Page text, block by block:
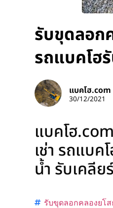
รับขุดลอก
รถแบคโฮ
แบคโฮ.com
30/12/2021
แบคโฮ
เช่า รถแบ
น้ำ รับเคลี
รับขุดลอกคลองยโ